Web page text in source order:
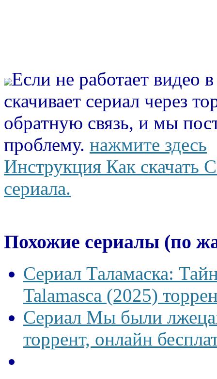
Если не работает видео
скачивает сериал через
обратную связь, и мы
проблему. нажмите здесь
Инструкция Как скачать
сериала.
Похожие сериалы (по
Сериал Таламаска:
Talamasca (2025)
Сериал Мы были
торрент, онлайн